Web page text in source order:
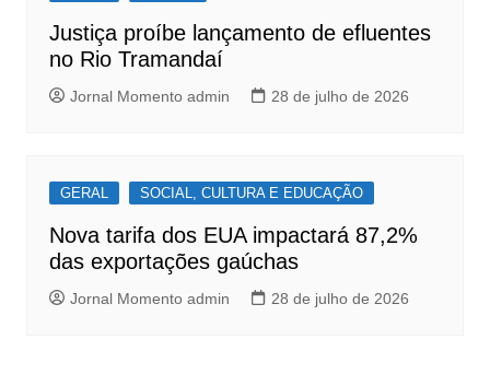
Justiça proíbe lançamento de efluentes
no Rio Tramandaí
Jornal Momento admin 28 de julho de 2026
GERAL SOCIAL, CULTURA E EDUCAÇÃO
Nova tarifa dos EUA impactará 87,2%
das exportações gaúchas
Jornal Momento admin 28 de julho de 2026